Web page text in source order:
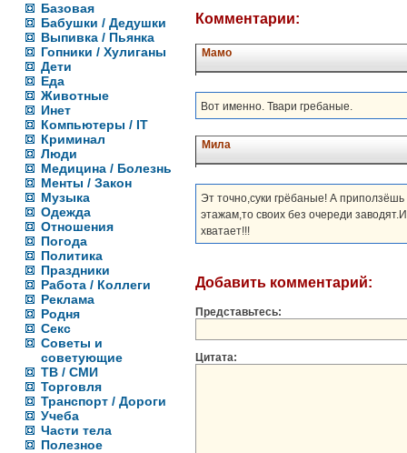
Базовая
Бабушки / Дедушки
Выпивка / Пьянка
Гопники / Хулиганы
Дети
Еда
Животные
Инет
Компьютеры / IT
Криминал
Люди
Медицина / Болезнь
Менты / Закон
Музыка
Одежда
Отношения
Погода
Политика
Праздники
Работа / Коллеги
Реклама
Родня
Секс
Советы и
советующие
ТВ / СМИ
Торговля
Транспорт / Дороги
Учеба
Части тела
Полезное
Комментарии:
Мамо
Вот именно. Твари гребаные.
Мила
Эт точно,суки грёбаные! А
этажам,то своих без очереди
хватает!!!
Добавить комментарий:
Представьтесь:
Цитата: